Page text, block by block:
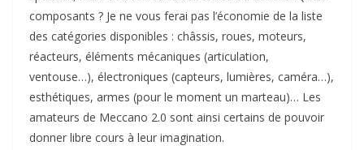
composants ? Je ne vous ferai pas l’économie de la liste
des catégories disponibles : châssis, roues, moteurs,
réacteurs, éléments mécaniques (articulation,
ventouse…), électroniques (capteurs, lumières, caméra…),
esthétiques, armes (pour le moment un marteau)… Les
amateurs de Meccano 2.0 sont ainsi certains de pouvoir
donner libre cours à leur imagination.